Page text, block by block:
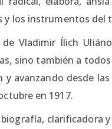
y los instrumentos del
Vladimir Ílich
sino también a
y avanzando desde
en 1917.
biografía, clarificadora